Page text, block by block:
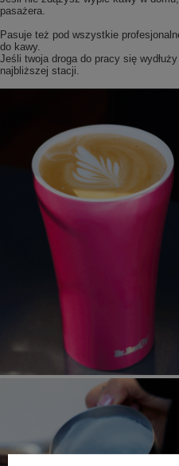
pasażera.
Pasuje też pod wszystkie
do kawy.
Jeśli twoja droga do pracy się
najbliższej stacji.